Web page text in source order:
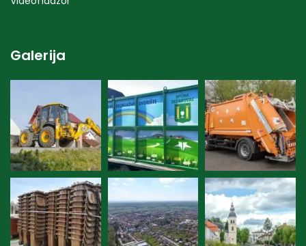
Galerija